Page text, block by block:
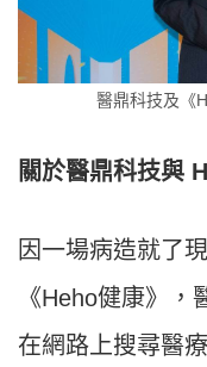
醫鼎科技及《
關於醫鼎科技與
因一場病造就了
《Heho健康》
在網路上搜尋醫